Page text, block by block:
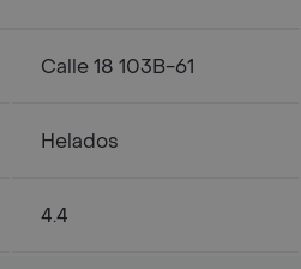
Calle 18 103B-61
Helados
4.4